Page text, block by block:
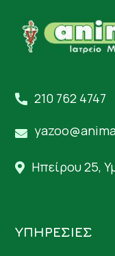
210 762 4747
Ηπείρου 25,
ΥΠΗΡΕΣΙΕΣ